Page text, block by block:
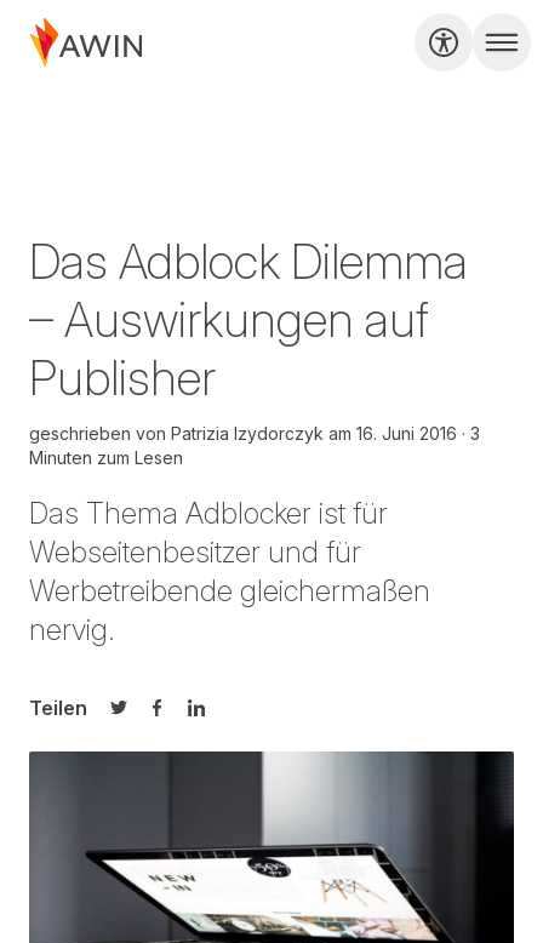
Das Adblock Dilemma
– Auswirkungen auf
Publisher
geschrieben von Patrizia Izydorczyk am 16. Juni 2016
3
Minuten zum Lesen
Das Thema Adblocker ist für
Webseitenbesitzer und für
Werbetreibende gleichermaßen
nervig.
Teilen
Auf Twitter teilen
Auf Facebook teilen
Auf LinkedIn teilen